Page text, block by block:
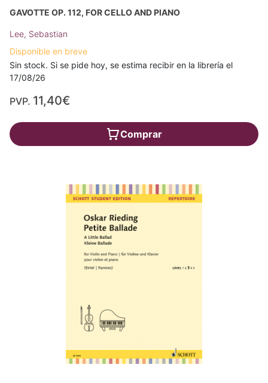
GAVOTTE OP. 112, FOR CELLO AND PIANO
Lee, Sebastian
Disponible en breve
Sin stock. Si se pide hoy, se estima recibir en la librería el
17/08/26
PVP. 11,40€
Comprar